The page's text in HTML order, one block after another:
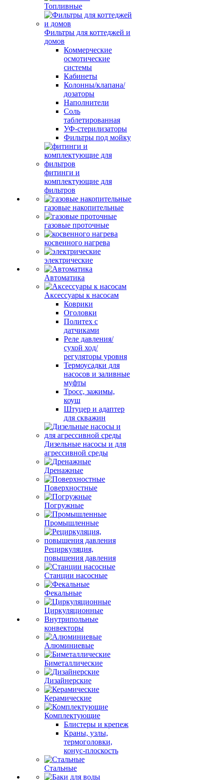
Топливные
Фильтры для коттеджей и
домов
Коммерческие
осмотические
системы
Кабинеты
Колонны/клапана/
дозаторы
Наполнители
Соль
таблетированная
УФ-стерилизаторы
Фильтры под мойку
фитинги и
комплектующие для
фильтров
газовые накопительные
газовые проточные
косвенного нагрева
электрические
Автоматика
Аксессуары к насосам
Коврики
Оголовки
Политех с
датчиками
Реле давления/
сухой ход/
регуляторы уровня
Термоусадки для
насосов и заливные
муфты
Тросс, зажимы,
коуш
Штуцер и адаптер
для скважин
Дизельные насосы и для
агрессивной среды
Дренажные
Поверхностные
Погружные
Промышленные
Рециркуляция,
повышения давления
Станции насосные
Фекальные
Циркуляционные
Внутрипольные
конвекторы
Алюминиевые
Биметаллические
Дизайнерские
Керамические
Комплектующие
Блистеры и крепеж
Краны, узлы,
термоголовки,
конус-плоскость
Стальные